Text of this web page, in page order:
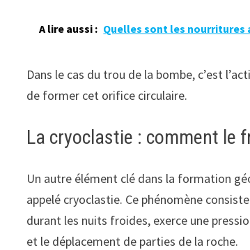
A lire aussi : Quelles sont les nourritures
Dans le cas du trou de la bombe, c’est
de former cet orifice circulaire.
La cryoclastie : comment le
Un autre élément clé dans la formation
appelé cryoclastie. Ce phénomène
durant les nuits froides, exerce une
et le déplacement de parties de la roche.